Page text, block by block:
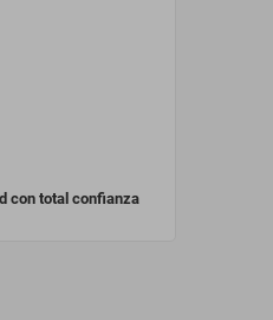
con total confianza